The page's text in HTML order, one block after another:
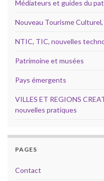
Médiateurs et guides du
Nouveau Tourisme
NTIC, TIC, nouvelles
Patrimoine et musées
Pays émergents
VILLES ET REGIONS
nouvelles pratiques
PAGES
Contact